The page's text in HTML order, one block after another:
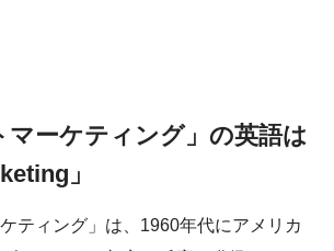
マーケティング」の英語は
」
ティング」は、1960年代にアメリカ